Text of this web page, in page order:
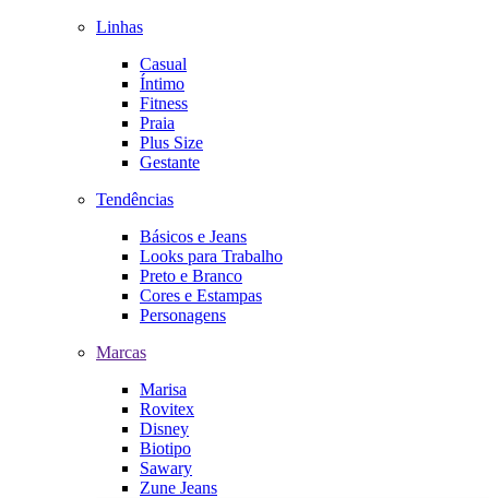
Linhas
Casual
Íntimo
Fitness
Praia
Plus Size
Gestante
Tendências
Básicos e Jeans
Looks para Trabalho
Preto e Branco
Cores e Estampas
Personagens
Marcas
Marisa
Rovitex
Disney
Biotipo
Sawary
Zune Jeans